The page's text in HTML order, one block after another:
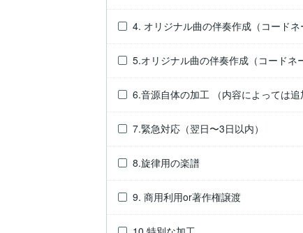
4. オリジナル曲の伴奏作成（コード
5.オリジナル曲の伴奏作成（コードネ
6.音源自体の加工 （内容によっては
7.緊急対応（翌日〜3日以内）
8.旋律用の楽譜
9. 商用利用or著作権譲渡